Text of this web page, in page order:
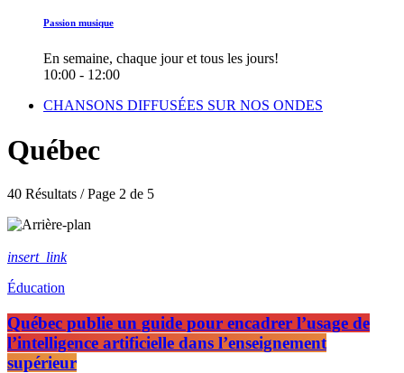
Passion musique
En semaine, chaque jour et tous les jours!
10:00 - 12:00
CHANSONS DIFFUSÉES SUR NOS ONDES
Québec
40 Résultats / Page 2 de 5
insert_link
Éducation
Québec publie un guide pour encadrer l’usage de
l’intelligence artificielle dans l’enseignement
supérieur